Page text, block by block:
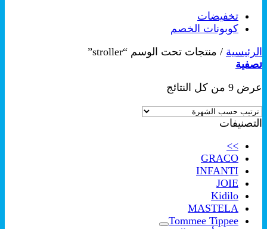
تخفيضات
كوبونات الخصم
الرئيسية / منتجات تحت الوسم “stroller”
تصفية
عرض ⁦9⁩ من كل النتائج
حسب
التصنيفات
>>
GRACO
INFANTI
JOIE
Kidilo
MASTELA
Tommee Tippee